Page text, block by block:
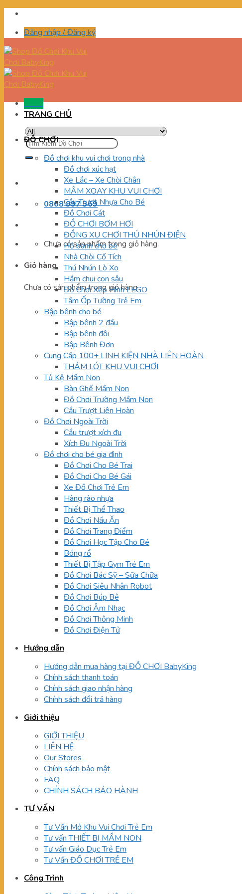
Skip
contentĐăng nhập / Đăng ký
Tìm
kiếm:
0868 997 369
Chưa có sản phẩm trong giỏ hàng.
Giỏ hàng
Chưa có sản phẩm trong giỏ hàng.
TRANG CHỦ
ĐỒ CHƠI
Đồ chơi khu vui chơi trong nhà
Đồ chơi xúc hạt
Xe Lắc – Xe Chòi Chân
MÂM XOAY KHU VUI CHƠI
Cầu Trượt Nhựa Cho Bé
Đồ Chơi Cát
ĐỒ CHƠI BƠM HƠI
ĐỒNG XU CHƠI THÚ NHÚN ĐIỆN
Hồ banh cho bé
Nhà Chòi Cổ Tích
Thú Nhún Lò Xo
Hầm chui con sâu
Đồ Chơi Xếp Hình LEGO
Tấm Ốp Tường Trẻ Em
Bập bênh cho bé
Bập bênh 2 đầu
Bập bênh đôi
Bập Bênh Đơn
Cung Cấp 100+ LINH KIỆN NHÀ LIÊN HOÀN
THẢM LÓT KHU VUI CHƠI
Tủ Kệ Mầm Non
Bàn Ghế Mầm Non
Đồ Chơi Trường Mầm Non
Cầu Trượt Liên Hoàn
Đồ Chơi Ngoài Trời
Cầu trượt xích đu
Xích Đu Ngoài Trời
Đồ chơi cho bé gia đình
Đồ Chơi Cho Bé Trai
Đồ Chơi Cho Bé Gái
Xe Đồ Chơi Trẻ Em
Hàng rào nhựa
Thiết Bị Thể Thao
Đồ Chơi Nấu Ăn
Đồ Chơi Trang Điểm
Đồ Chơi Học Tập Cho Bé
Bóng rổ
Thiết Bị Tập Gym Trẻ Em
Đồ Chơi Bác Sỹ – Sữa Chữa
Đồ Chơi Siêu Nhân Robot
Đồ Chơi Búp Bê
Đồ Chơi Âm Nhạc
Đồ Chơi Thông Minh
Đồ Chơi Điện Tử
Hướng dẫn
Hướng dẫn mua hàng tại ĐỒ CHƠI BabyKing
Chính sách thanh toán
Chính sách giao nhận hàng
Chính sách đổi trả hàng
Giới thiệu
GIỚI THIỆU
LIÊN HỆ
Our Stores
Chính sách bảo mật
FAQ
CHÍNH SÁCH BẢO HÀNH
TƯ VẤN
Tư Vấn Mở Khu Vui Chơi Trẻ Em
Tư vấn THIẾT BỊ MẦM NON
Tư vấn Giáo Dục Trẻ Em
Tư Vấn ĐỒ CHƠI TRẺ EM
Công Trình